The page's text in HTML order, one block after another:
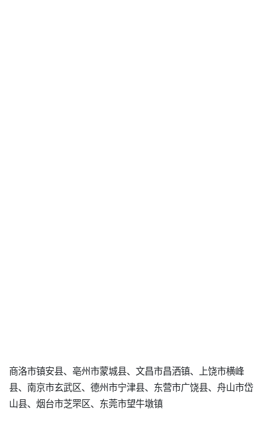
商洛市镇安县、亳州市蒙城县、文昌市昌洒镇、上饶市横峰
县、南京市玄武区、德州市宁津县、东营市广饶县、舟山市岱
山县、烟台市芝罘区、东莞市望牛墩镇